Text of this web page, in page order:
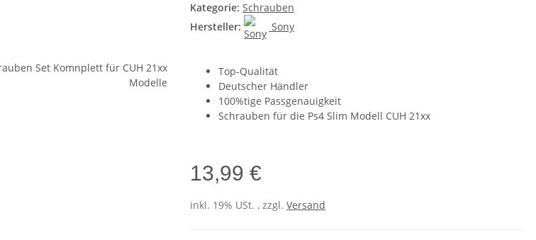
Kategorie: Schrauben
Hersteller:
Sony
Top-Qualität
Deutscher Händler
100%tige Passgenauigkeit
Schrauben für die Ps4 Slim Modell CUH 21xx
13,99 €
inkl. 19% USt. , zzgl. Versand